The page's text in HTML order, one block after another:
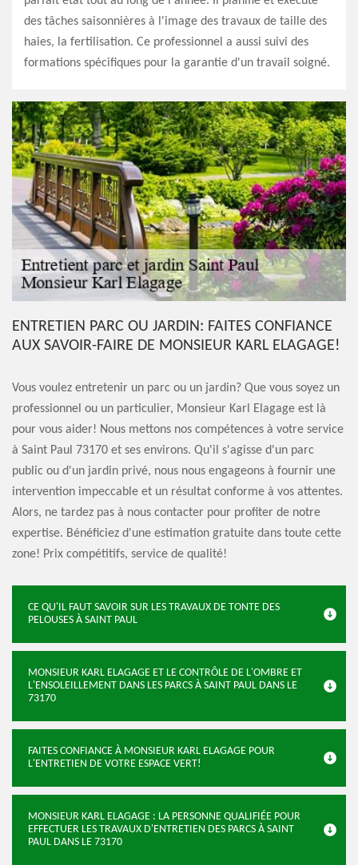
des tâches saisonnières à l'image des travaux de taille des
haies, la fertilisation. Ce professionnel a aussi suivi des
formations spécifiques pour la garantie d'un travail soigné.
ENTRETIEN PARC OU JARDIN: FAITES CONFIANCE
AUX SAVOIR-FAIRE DE MONSIEUR KARL ELAGAGE!
Vous voulez entretenir un parc ou un jardin? Que vous soyez un
professionnel ou un particulier, Monsieur Karl Elagage est là
pour vous aider! Nous mettons nos compétences à votre service
à Saint Paul 73170 et ses environs. Qu'il s'agisse d'un parc
public ou d'un jardin privé, nous nous engageons à fournir une
intervention impeccable et un résultat conforme à vos attentes.
Alors, ne tardez pas à nous contacter pour profiter de notre
expertise. Bénéficiez d'une estimation gratuite dans toute cette
zone! Prix compétitifs, service de qualité!
CE QU'IL FAUT SAVOIR SUR LES TRAVAUX DE TONTE DES
PELOUSES À SAINT PAUL
MONSIEUR KARL ELAGAGE ET LE CONTRÔLE DE L'OMBRE ET
L'ENSOLEILLEMENT DANS LES PARCS À SAINT PAUL DANS LE
73170
FAITES CONFIANCE À MONSIEUR KARL ELAGAGE POUR
L'ENTRETIEN DE VOTRE ESPACE VERT!
MONSIEUR KARL ELAGAGE : LA PERSONNE QUALIFIÉE POUR
EFFECTUER LES TRAVAUX D'ENTRETIEN DES PARCS À SAINT
PAUL DANS LE 73170